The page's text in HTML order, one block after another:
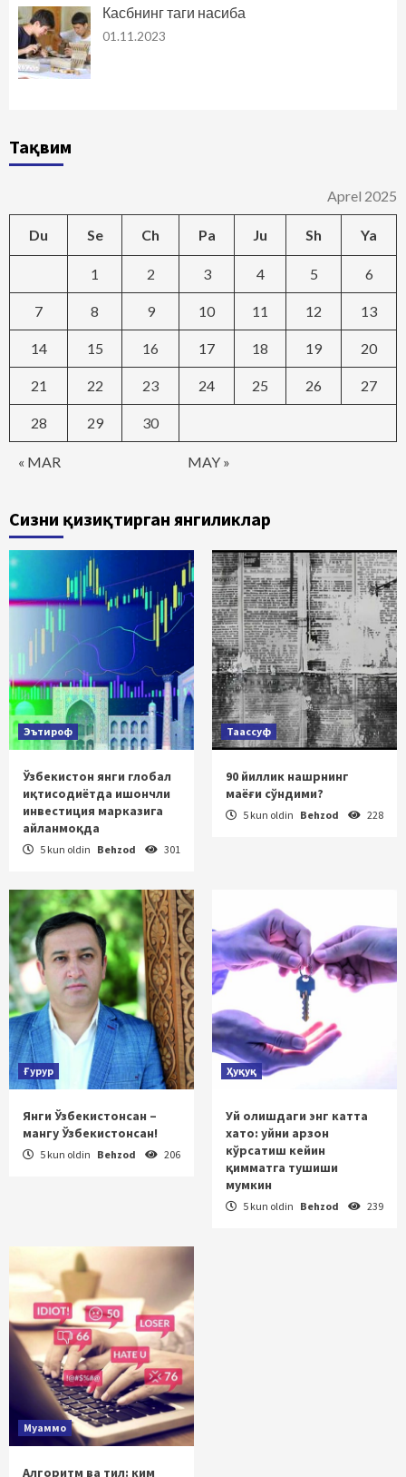
Касбнинг таги насиба
01.11.2023
Тақвим
Aprel 2025
Du Se Ch Pa Ju Sh Ya
« MAR MAY »
1 2 3 4 5 6
7 8 9 10 11 12 13
14 15 16 17 18 19 20
21 22 23 24 25 26 27
28 29 30
Сизни қизиқтирган янгиликлар
Эътироф
Ўзбекистон янги глобал
иқтисодиётда ишончли
инвестиция марказига
айланмоқда
5 kun oldin Behzod 301
Таассуф
90 йиллик нашрнинг
маёғи сўндими?
5 kun oldin Behzod 228
Ғурур
Янги Ўзбекистонсан –
мангу Ўзбекистонсан!
5 kun oldin Behzod 206
Ҳуқуқ
Уй олишдаги энг катта
хато: уйни арзон
кўрсатиш кейин
қимматга тушиши
мумкин
5 kun oldin Behzod 239
Муаммо
Алгоритм ва тил: ким